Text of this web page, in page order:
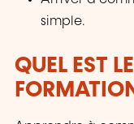
simple.
QUEL EST